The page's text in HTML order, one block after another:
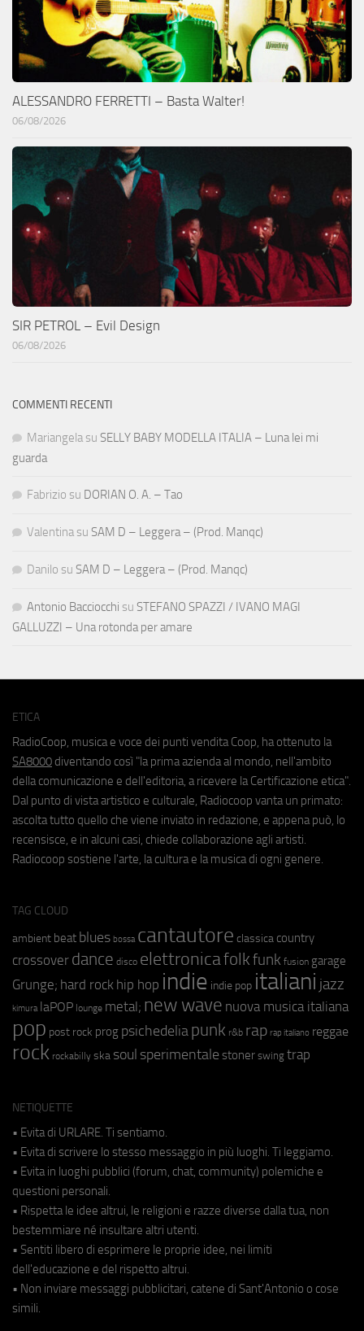
ALESSANDRO FERRETTI – Basta Walter!
06/08/2026
SIR PETROL – Evil Design
06/08/2026
COMMENTI RECENTI
Mariangela su SELLY BABY MODELLA ITALIA – Luna lei mi
guarda
Fabrizio su DORIAN O. A. – Tao
Valentina su SAM D – Leggera – (Prod. Manqc)
Danilo su SAM D – Leggera – (Prod. Manqc)
Antonio Bacciocchi su STEFANO SPAZZI / IVANO MAGI
GALLUZZI – Una rotonda per amare
ETICA
RadioCoop, musica e voce dei punti vendita Coop, ha ottenuto la
SA8000 diventando così "la prima azienda al mondo, nell'ambito
della comunicazione e dell'editoria, a ricevere la Certificazione etica".
Dal punto di vista artistico e culturale, Radiocoop vanta un primato:
ascolta tutto quello che viene inviato in redazione, e appena può, lo
recensisce, e in alcuni casi, chiede collaborazione agli artisti.
Radiocoop sostiene l'arte, la cultura e la musica di ogni genere.
TAG CLOUD
ambient beat blues bossa cantautore classica country
crossover dance disco elettronicafolkfunk fusion garage
Grunge; hard rock hip hop indie indie pop italiani jazz
kimura laPOP lounge metal; new wave nuova musica italiana
pop post rock prog psichedeliapunk r&b rap rap italiano reggae
rock rockabilly ska soul sperimentale stoner swing trap
NETIQUETTE
• Evita di URLARE. Ti sentiamo.
• Evita di scrivere lo stesso messaggio in più luoghi. Ti leggiamo.
• Evita in luoghi pubblici (forum, chat, community) polemiche e
questioni personali.
• Rispetta le idee altrui, le religioni e razze diverse dalla tua, non
bestemmiare né insultare altri utenti.
• Sentiti libero di esprimere le proprie idee, nei limiti
dell'educazione e del rispetto altrui.
• Non inviare messaggi pubblicitari, catene di Sant'Antonio o cose
simili.